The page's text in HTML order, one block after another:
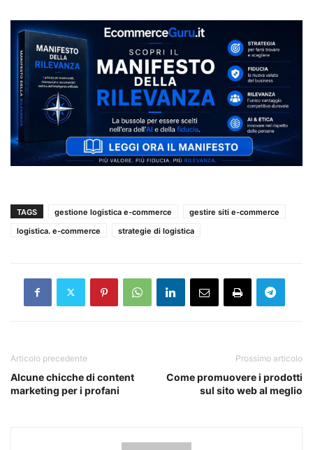
TAGS gestione logistica e-commerce
gestire siti e-commerce
logistica. e-commerce
strategie di logistica
Articolo precedente
Alcune chicche di content
marketing per i profani
Prossimo articolo
Come promuovere i prodotti
sul sito web al meglio